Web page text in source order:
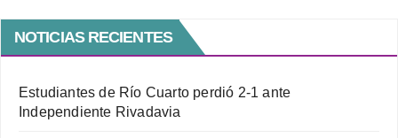
NOTICIAS RECIENTES
Estudiantes de Río Cuarto perdió 2-1 ante
Independiente Rivadavia